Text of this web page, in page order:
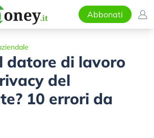
Abbonati
datore di lavoro
del
10 errori da